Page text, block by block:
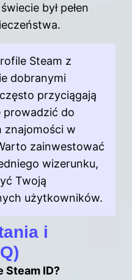
był pełen
Steam z
dobranymi
przyciągają
prowadzić do
znajomości w
zainwestować
wizerunku,
Twoją
użytkowników.
i
Steam ID?